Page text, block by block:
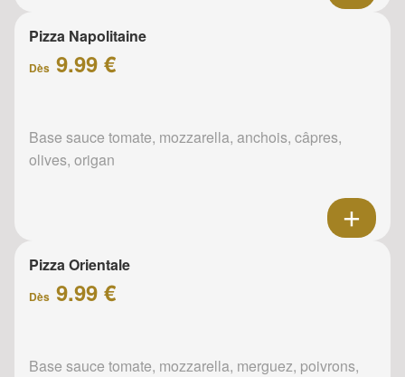
Pizza Napolitaine
Dès 9.99 €
Base sauce tomate, mozzarella, anchois, câpres,
olives, origan
Pizza Orientale
Dès 9.99 €
Base sauce tomate, mozzarella, merguez, poivrons,